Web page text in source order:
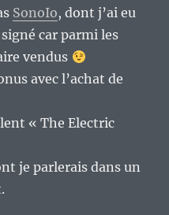
SonoIo, dont j’ai eu
car parmi les
vendus
avec l’achat de
« The Electric
je parlerais dans un